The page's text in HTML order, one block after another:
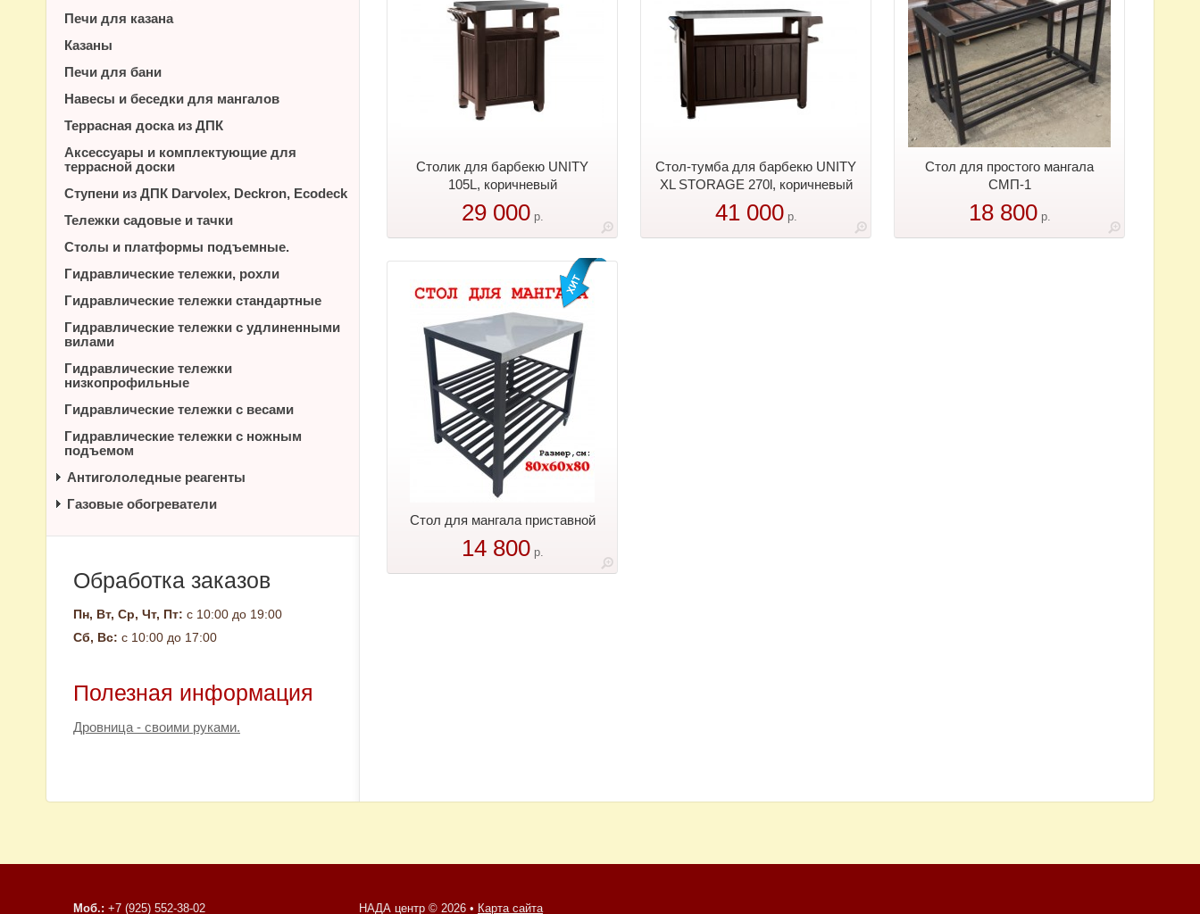
Столик для барбекю UNITY
105L, коричневый
29 000р.
Стол-тумба для барбекю UNITY
XL STORAGE 270l, коричневый
41 000р.
Стол для простого мангала
СМП-1
18 800р.
Стол для мангала приставной
14 800р.
Печи для казана
Казаны
Печи для бани
Навесы и беседки для мангалов
Террасная доска из ДПК
Аксессуары и комплектующие для
террасной доски
Ступени из ДПК Darvolex, Deckron, Ecodeck
Тележки садовые и тачки
Столы и платформы подъемные.
Гидравлические тележки, рохли
Гидравлические тележки стандартные
Гидравлические тележки с удлиненными
вилами
Гидравлические тележки
низкопрофильные
Гидравлические тележки с весами
Гидравлические тележки с ножным
подъемом
Антигололедные реагенты
Газовые обогреватели
Обработка заказов
Пн, Вт, Ср, Чт, Пт: с 10:00 до 19:00
Сб, Вс: с 10:00 до 17:00
Полезная информация
Дровница - своими руками.
Моб.: +7 (925) 552-38-02 НАДА центр © 2026 • Карта сайта